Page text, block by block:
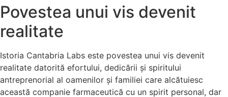
Povestea unui vis devenit
realitate
Istoria Cantabria Labs este povestea unui vis devenit
realitate datorită efortului, dedicării și spiritului
antreprenorial al oamenilor și familiei care alcătuiesc
această companie farmaceutică cu un spirit personal, dar